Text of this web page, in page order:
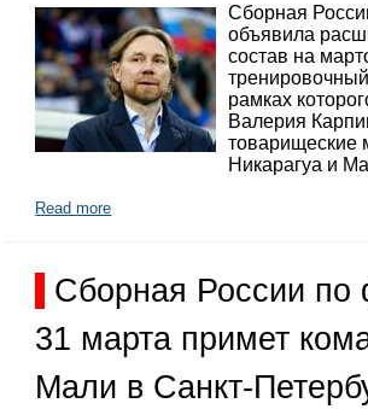
Сборная
объявила
состав на
рамках
Валерия
товарищеские
Никарагуа и
Read more
Сборная России по
31 марта примет
Мали в Санкт-